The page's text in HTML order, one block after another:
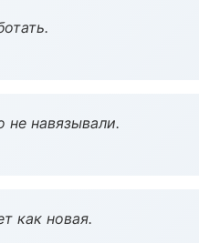
не навязывали.
как новая.